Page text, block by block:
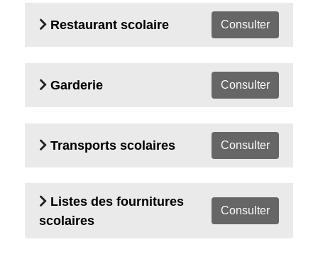
Restaurant scolaire Consulter
Garderie Consulter
Transports scolaires Consulter
Listes des fournitures
scolaires
Consulter